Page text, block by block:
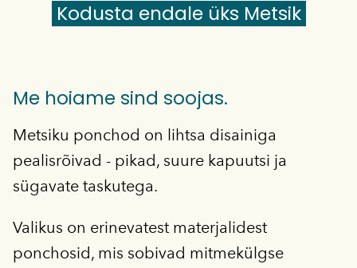
Kodusta endale üks Metsik
Me hoiame sind soojas.
Metsiku ponchod on lihtsa disainiga
pealisrõivad - pikad, suure kapuutsi ja
sügavate taskutega.
Valikus on erinevatest materjalidest
ponchosid, mis sobivad mitmekülgse